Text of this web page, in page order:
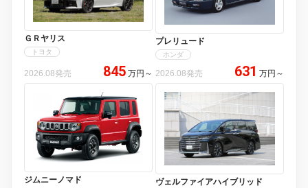
ＧＲヤリス
トヨタ
2026.08発売 845 万円 ～
プレリュード
ホンダ
2026.08発売 631 万円 ～
ジムニーノマド ヴェルファイアハイブリッド